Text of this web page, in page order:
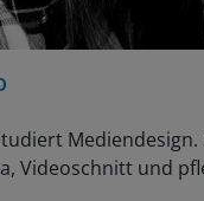
Videoschnitt und